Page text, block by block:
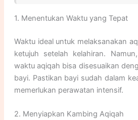
1. Menentukan Waktu yang Tepat
Waktu ideal untuk melaksanakan
ketujuh setelah kelahiran.
waktu aqiqah bisa disesuaikan
bayi. Pastikan bayi sudah dalam
memerlukan perawatan intensif.
2. Menyiapkan Kambing Aqiqah